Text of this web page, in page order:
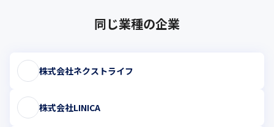
同じ業種の企業
株式会社ネクストライフ
株式会社LINICA